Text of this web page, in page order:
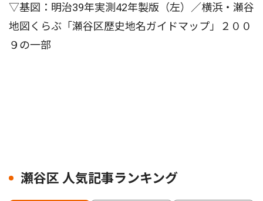
▽基図：明治39年実測42年製版（左）／横浜・瀬谷
地図くらぶ「瀬谷区歴史地名ガイドマップ」２００
９の一部
瀬谷区 人気記事ランキング